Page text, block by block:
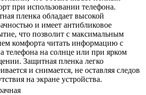
при использовании телефона.
пленка обладает высокой
и имеет антибликовое
что позволит с максимальным
комфорта читать информацию с
телефона на солнце или при ярком
Защитная пленка легко
и снимается, не оставляя следов
на экране устройства.